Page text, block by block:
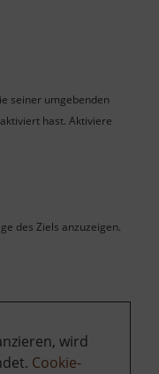
seiner umgebenden
hast. Aktiviere
des Ziels anzuzeigen.
wird
Cookie-